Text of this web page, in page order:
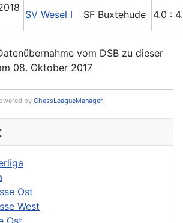
Ost
West
Ost
SV Wesel I SF Buxtehude 4.0 :
vom DSB zu dieser
08. Oktober 2017
by ChessLeagueManager